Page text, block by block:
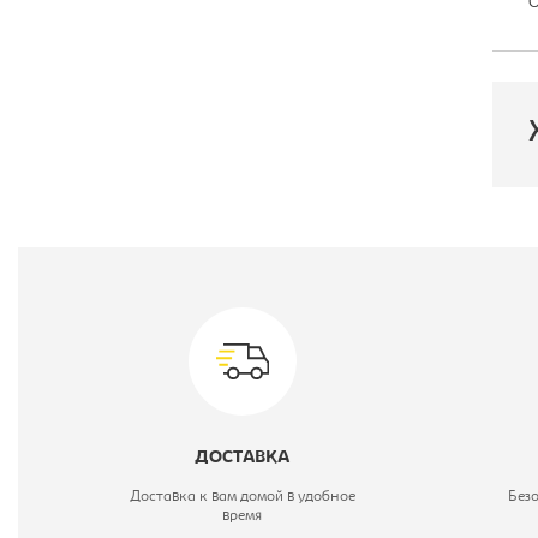
ДОСТАВКА
Доставка к вам домой в удобное
время